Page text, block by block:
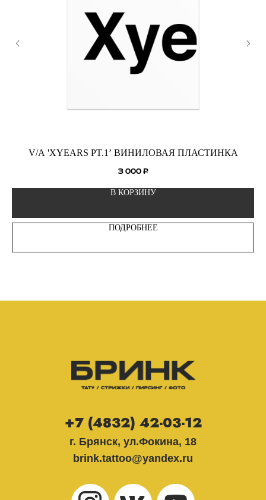
V/A 'XYEARS PT.1’ ВИНИЛОВАЯ ПЛАСТИНКА
3 000 ₽
В КОРЗИНУ
ПОДРОБНЕЕ
г. Брянск, ул.Фокина, 18
brink.tattoo@yandex.ru
+7 (4832) 42-03-12